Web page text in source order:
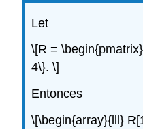
Let
\[R =
4\}. \]
Entonces
\[\begin{array}{lll}